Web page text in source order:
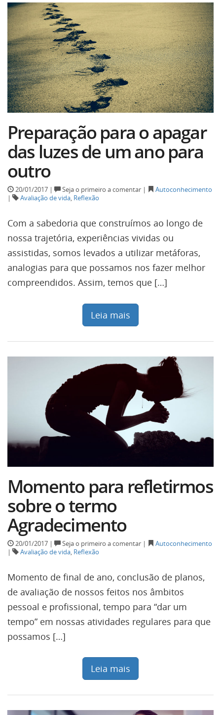
Preparação para o apagar
das luzes de um ano para
outro
20/01/2017 | Seja o primeiro a comentar |
Autoconhecimento
|
Avaliação de vida, Reflexão
Com a sabedoria que construímos ao longo de
nossa trajetória, experiências vividas ou
assistidas, somos levados a utilizar metáforas,
analogias para que possamos nos fazer melhor
compreendidos. Assim, temos que […]
Leia mais
Momento para refletirmos
sobre o termo
Agradecimento
20/01/2017 | Seja o primeiro a comentar |
Autoconhecimento
|
Avaliação de vida, Reflexão
Momento de final de ano, conclusão de planos,
de avaliação de nossos feitos nos âmbitos
pessoal e profissional, tempo para “dar um
tempo” em nossas atividades regulares para que
possamos […]
Leia mais